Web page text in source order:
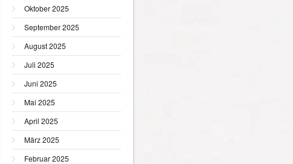
Oktober 2025
September 2025
August 2025
Juli 2025
Juni 2025
Mai 2025
April 2025
März 2025
Februar 2025